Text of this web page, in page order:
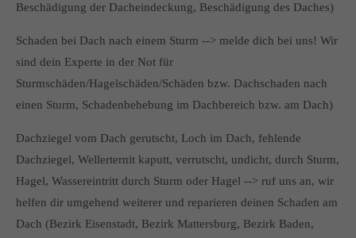
Beschädigung der Dacheindeckung, Beschädigung des Daches)
Schaden bei Dach nach einem Sturm --> melde dich bei uns! Wir
sind dein Experte in der Not für
Sturmschäden/Hagelschäden/Schäden bzw. Dachschaden nach
einen Sturm, Schadenbehebung im Dachbereich bzw. am Dach)
Dachziegel vom Dach gerutscht, Loch im Dach, fehlende
Dachziegel, Wellerternit kaputt, verrutscht, undicht, durch Sturm,
Hagel, Wassereintritt durch Sturm oder Hagel --> ruf uns an, wir
helfen dir umgehend weiterer und reparieren deinen Schaden am
Dach (Bezirk Eisenstadt, Bezirk Mattersburg, Bezirk Baden,